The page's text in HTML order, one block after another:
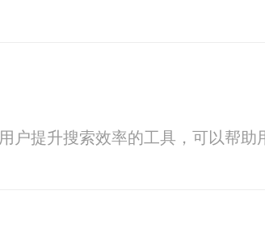
户提升搜索效率的工具，可以帮助